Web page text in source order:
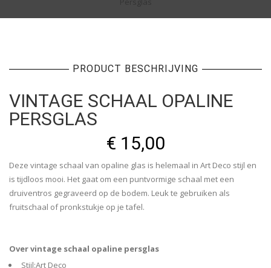
PRODUCT BESCHRIJVING
VINTAGE SCHAAL OPALINE
PERSGLAS
€ 15,00
Deze vintage schaal van opaline glas is helemaal in Art Deco stijl en
is tijdloos mooi. Het gaat om een puntvormige schaal met een
druiventros gegraveerd op de bodem. Leuk te gebruiken als
fruitschaal of pronkstukje op je tafel.
Over vintage schaal opaline persglas
Stijl:Art Deco